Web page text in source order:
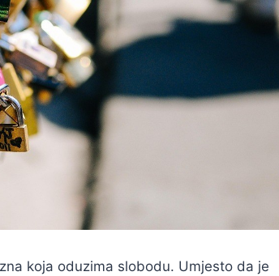
koja oduzima slobodu. Umjesto da je